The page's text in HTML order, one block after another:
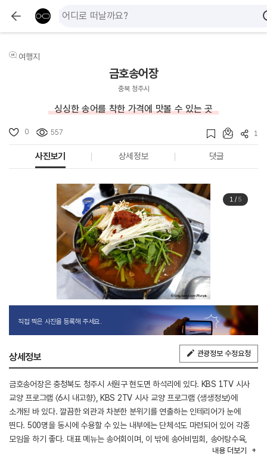
여행지
금호송어장
충북 청주시
싱싱한 송어를 착한 가격에 맛볼 수 있는 곳
0 557 1
사진보기 상세정보 댓글
1/ 5
직접 찍은 사진을 등록해 주세요.
상세정보 관광정보 수정요청
금호송어장은 충청북도 청주시 서원구 현도면 하석리에 있다. KBS 1TV 시사
교양 프로그램 〈6시 내고향〉, KBS 2TV 시사 교양 프로그램 〈생생정보〉에
소개된 바 있다. 깔끔한 외관과 차분한 분위기를 연출하는 인테리어가 눈에
띈다. 500명을 동시에 수용할 수 있는 내부에는 단체석도 마련되어 있어 각종
모임을 하기 좋다. 대표 메뉴는 송어회이며, 이 밖에 송어비빔회, 송어탕수육,
매운탕 등을 판다. 신탄진 IC에서 가깝고, 인근에 금강로하스대청공원,
내용 더보기